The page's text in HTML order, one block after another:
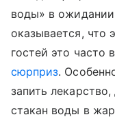
воды» в ожидании
оказывается, что
гостей это часто
сюрприз.
запить
стакан воды в